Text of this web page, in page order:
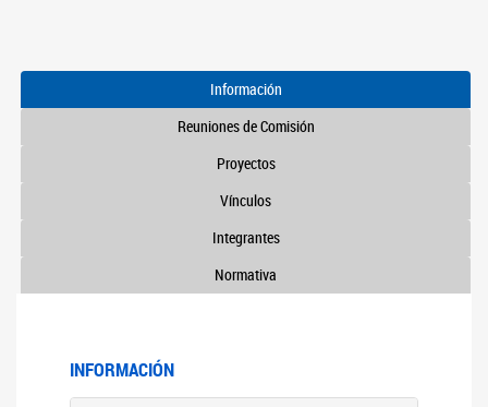
Información
Reuniones de Comisión
Proyectos
Vínculos
Integrantes
Normativa
INFORMACIÓN